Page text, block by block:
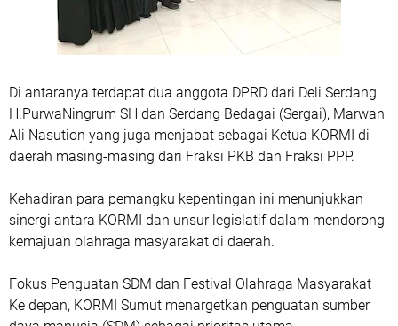
Di antaranya terdapat dua anggota DPRD dari Deli Serdang
H.PurwaNingrum SH dan Serdang Bedagai (Sergai), Marwan
Ali Nasution yang juga menjabat sebagai Ketua KORMI di
daerah masing-masing dari Fraksi PKB dan Fraksi PPP.
Kehadiran para pemangku kepentingan ini menunjukkan
sinergi antara KORMI dan unsur legislatif dalam mendorong
kemajuan olahraga masyarakat di daerah.
Fokus Penguatan SDM dan Festival Olahraga Masyarakat
Ke depan, KORMI Sumut menargetkan penguatan sumber